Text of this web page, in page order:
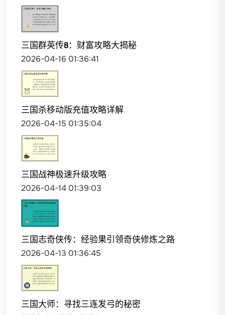
三国群英传8：财富攻略大揭秘
2026-04-16 01:36:41
三国杀移动版充值攻略详解
2026-04-15 01:35:04
三国战神极速升级攻略
2026-04-14 01:39:03
三国志奇侠传：经验果引领奇侠修炼之路
2026-04-13 01:36:45
三国大师：寻找三连发弓的秘密